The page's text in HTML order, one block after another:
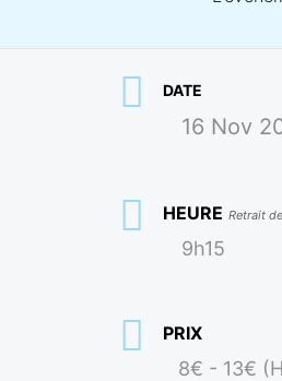
DATE
16 Nov
HEURE Retrait
9h15
PRIX
8€ - 13€